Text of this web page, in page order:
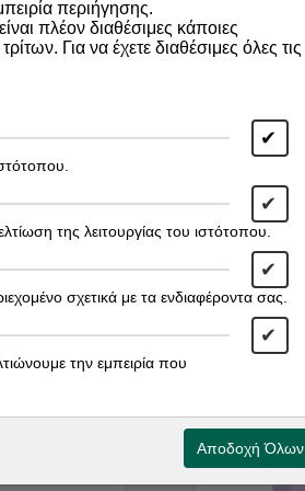
άρωμα.
περιήγησης.
πλέον διαθέσιμες κάποιες
Για να έχετε διαθέσιμες όλες τις
✔
✔
της λειτουργίας του ιστότοπου.
✔
σχετικά με τα ενδιαφέροντα σας.
✔
την εμπειρία που
Αποδοχή Όλων